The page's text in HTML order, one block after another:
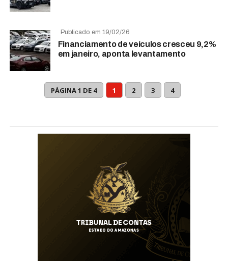
Publicado em 19/02/26
Financiamento de veículos cresceu 9,2%
em janeiro, aponta levantamento
PÁGINA 1 DE 4 1 2 3 4